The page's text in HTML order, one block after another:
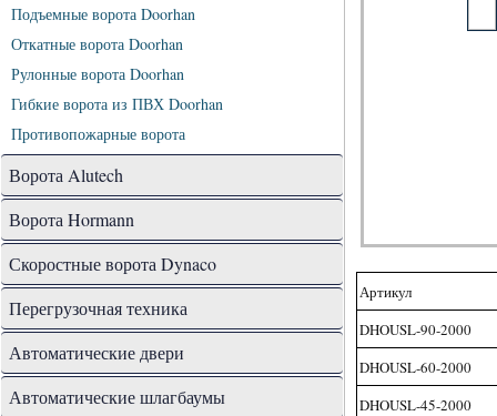
Подъемные ворота Doorhan
Откатные ворота Doorhan
Рулонные ворота Doorhan
Гибкие ворота из ПВХ Doorhan
Противопожарные ворота
Ворота Alutech
Ворота Hormann
Скоростные ворота Dynaco
Перегрузочная техника
Автоматические двери
Автоматические шлагбаумы
Артикул
DHOUSL-90-2000
DHOUSL-60-2000
DHOUSL-45-2000